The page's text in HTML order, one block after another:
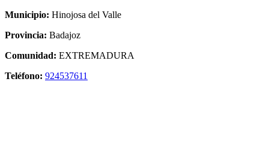
Municipio: Hinojosa del Valle
Provincia: Badajoz
Comunidad: EXTREMADURA
Teléfono: 924537611